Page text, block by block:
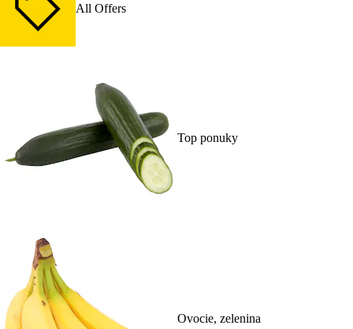
All Offers
Top ponuky
Ovocie, zelenina